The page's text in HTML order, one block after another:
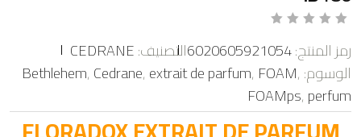
ا
ل
ت
ي
ي
رمز المنتج:6020605921054التصنيف:CEDRANE
الوسوم:
Bethlehem, Cedrane, extrait de parfum, FOAM,
FOAMps, perfum